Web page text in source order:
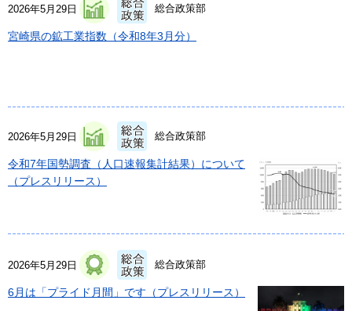
2026年5月29日 総合政策部
宮崎県の鉱工業指数（令和8年3月分）
2026年5月29日 総合政策部
令和7年国勢調査（人口速報集計結果）について
（プレスリリース）
2026年5月29日 総合政策部
6月は「プライド月間」です（プレスリリース）